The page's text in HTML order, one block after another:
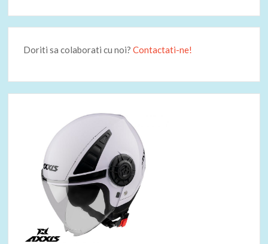
Doriti sa colaborati cu noi?Contactati-ne!